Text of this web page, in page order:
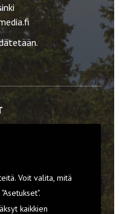
Voit valita, mitä
kaikkien